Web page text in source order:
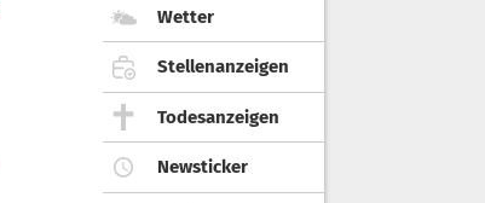
Wetter
Stellenanzeigen
Todesanzeigen
Newsticker